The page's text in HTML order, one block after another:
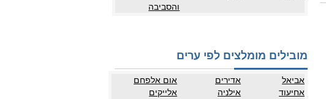
והסביבה
מובילים מומלצים לפי ערים
אביאל אדירים
אום אלפחם
אחיעוד
אילניה
אלייקים